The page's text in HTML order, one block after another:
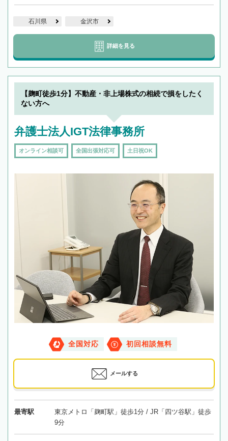
石川県 金沢市
詳細を見る
【麹町徒歩1分】不動産・非上場株式の相続で損をしたく
ない方へ
弁護士法人IGT法律事務所
オンライン相談可 全国出張対応可 土日祝OK
全国対応 初回相談無料
メールする
最寄駅
東京メトロ「麹町駅」徒歩1分 / JR「四ツ谷駅」徒歩
9分